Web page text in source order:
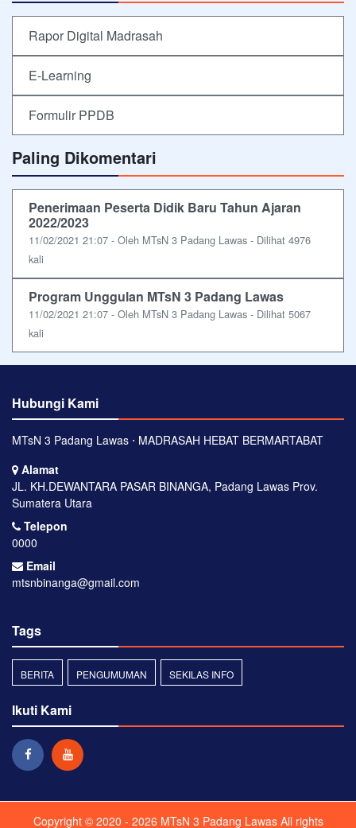
Rapor Digital Madrasah
E-Learning
Formulir PPDB
Paling Dikomentari
Penerimaan Peserta Didik Baru Tahun Ajaran
2022/2023
11/02/2021 21:07 - Oleh MTsN 3 Padang Lawas - Dilihat 4976
kali
Program Unggulan MTsN 3 Padang Lawas
11/02/2021 21:07 - Oleh MTsN 3 Padang Lawas - Dilihat 5067
kali
Hubungi Kami
MTsN 3 Padang Lawas ⋅ MADRASAH HEBAT BERMARTABAT
Alamat
JL. KH.DEWANTARA PASAR BINANGA, Padang Lawas Prov.
Sumatera Utara
Telepon
0000
Email
mtsnbinanga@gmail.com
Tags
BERITA PENGUMUMAN SEKILAS INFO
Ikuti Kami
Copyright © 2020 - 2026 MTsN 3 Padang LawasAll rights